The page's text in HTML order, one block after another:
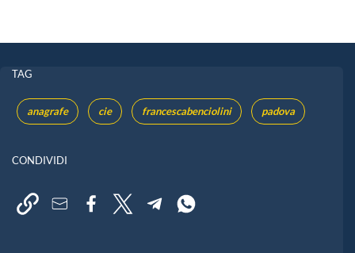
TAG
anagrafe cie francescabenciolini padova
CONDIVIDI